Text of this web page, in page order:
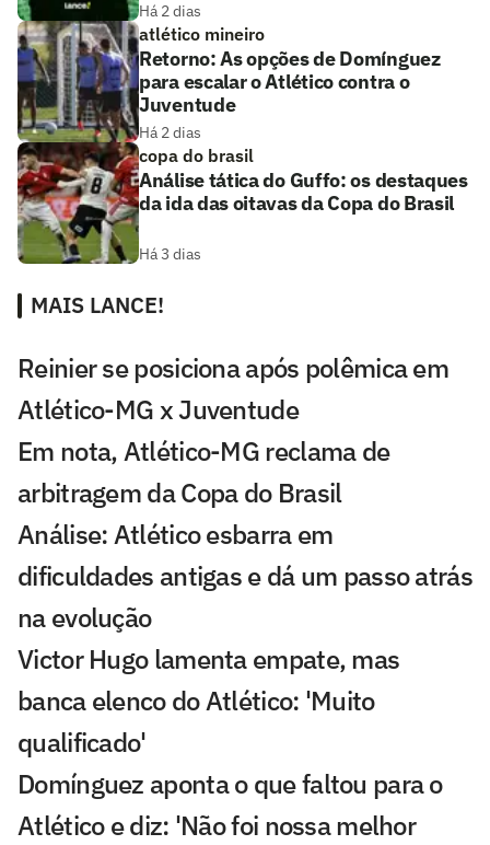
Há 2 dias
atlético mineiro
Retorno: As opções de Domínguez
para escalar o Atlético contra o
Juventude
Há 2 dias
copa do brasil
Análise tática do Guffo: os destaques
da ida das oitavas da Copa do Brasil
Há 3 dias
MAIS LANCE!
Reinier se posiciona após polêmica em
Atlético-MG x Juventude
Em nota, Atlético-MG reclama de
arbitragem da Copa do Brasil
Análise: Atlético esbarra em
dificuldades antigas e dá um passo atrás
na evolução
Victor Hugo lamenta empate, mas
banca elenco do Atlético: 'Muito
qualificado'
Domínguez aponta o que faltou para o
Atlético e diz: 'Não foi nossa melhor